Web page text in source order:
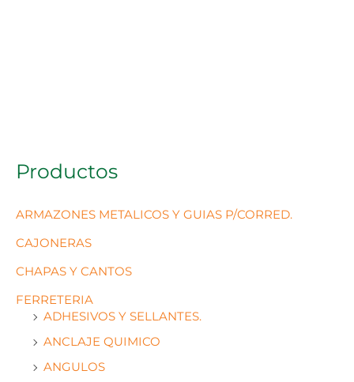
Productos
ARMAZONES METALICOS Y GUIAS P/CORRED.
CAJONERAS
CHAPAS Y CANTOS
FERRETERIA
ADHESIVOS Y SELLANTES.
ANCLAJE QUIMICO
ANGULOS